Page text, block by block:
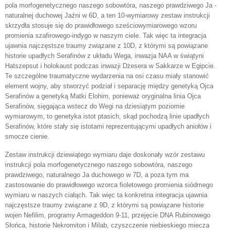
pola morfogenetycznego naszego sobowtóra, naszego prawdziwego Ja -
naturalnej duchowej Jaźni w 6D, a ten 10-wymiarowy zestaw instrukcji
skrzydła stosuje się do prawidłowego sześciowymiarowego wzoru
promienia szafirowego-indygo w naszym ciele. Tak więc ta integracja
ujawnia najczęstsze traumy związane z 10D, z którymi są powiązane
historie upadłych Serafinów z układu Wega, inwazja NAA w świątyni
Hatszepsut i holokaust podczas inwazji Dżesera w Sakkarze w Egipcie.
Te szczególne traumatyczne wydarzenia na osi czasu miały stanowić
element wojny, aby stworzyć podział i separację między genetyką Ojca
Serafinów a genetyką Matki Elohim, ponieważ oryginalna linia Ojca
Serafinów, sięgająca wstecz do Wegi na dziesiątym poziomie
wymiarowym, to genetyka istot ptasich, skąd pochodzą linie upadłych
Serafinów, które stały się istotami reprezentującymi upadłych aniołów i
smocze cienie.
Zestaw instrukcji dziewiątego wymiaru daje doskonały wzór zestawu
instrukcji pola morfogenetycznego naszego sobowtóra, naszego
prawdziwego, naturalnego Ja duchowego w 7D, a poza tym ma
zastosowanie do prawidłowego wzorca fioletowego promienia siódmego
wymiaru w naszych ciałąch. Tak więc ta konkretna integracja ujawnia
najczęstsze traumy związane z 9D, z którymi są powiązane historie
wojen Nefilim, programy Armageddon 9-11, przejęcie DNA Rubinowego
Słońca, historie Nekromiton i Milab, czyszczenie niebieskiego miecza